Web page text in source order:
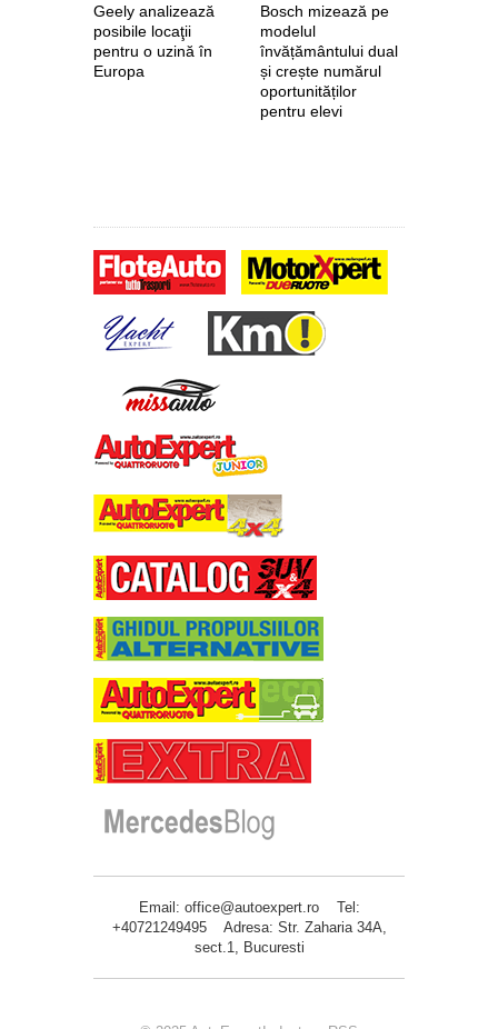
Geely analizează
posibile locaţii
pentru o uzină în
Europa
Bosch mizează pe
modelul
învățământului dual
și crește numărul
oportunităților
pentru elevi
Email: office@autoexpert.ro Tel:
+40721249495 Adresa: Str. Zaharia 34A,
sect.1, Bucuresti